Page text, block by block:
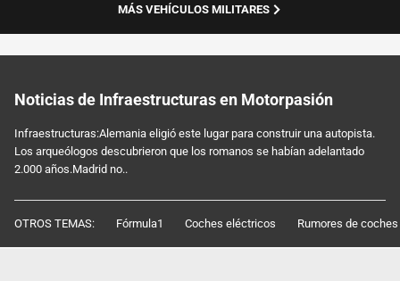
MÁS VEHÍCULOS MILITARES
Noticias de Infraestructuras en Motorpasión
Infraestructuras:Alemania eligió este lugar para construir una autopista.
Los arqueólogos descubrieron que los romanos se habían adelantado
2.000 años.Madrid no..
OTROS TEMAS: Fórmula1 Coches eléctricos Rumores de coches